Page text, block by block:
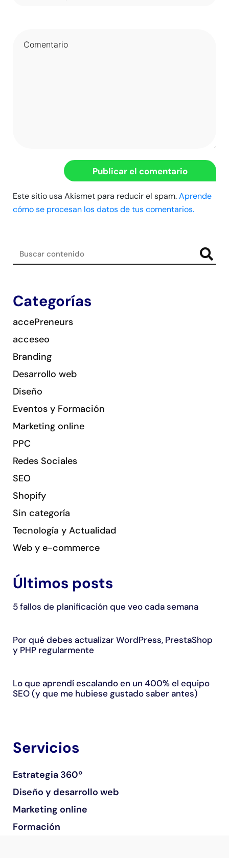
Este sitio usa Akismet para reducir el spam.Aprende
cómo se procesan los datos de tus comentarios.
Categorías
accePreneurs
acceseo
Branding
Desarrollo web
Diseño
Eventos y Formación
Marketing online
PPC
Redes Sociales
SEO
Shopify
Sin categoría
Tecnología y Actualidad
Web y e-commerce
Últimos posts
5 fallos de planificación que veo cada semana
Por qué debes actualizar WordPress, PrestaShop
y PHP regularmente
Lo que aprendí escalando en un 400% el equipo
SEO (y que me hubiese gustado saber antes)
Servicios
Estrategia 360º
Diseño y desarrollo web
Marketing online
Formación